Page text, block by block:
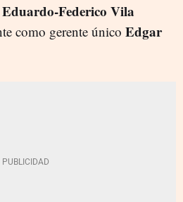
Eduardo-Federico Vila
como gerente único Edgar